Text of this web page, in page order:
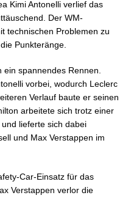
Kimi Antonelli verlief das
Der WM-
technischen Problemen zu
Punkteränge.
spannendes Rennen.
vorbei, wodurch Leclerc
Verlauf baute er seinen
arbeitete sich trotz einer
lieferte sich dabei
und Max Verstappen im
Car-Einsatz für das
Verstappen verlor die